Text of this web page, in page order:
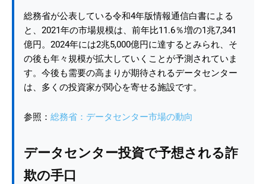
総務省が公表している令和4年版情報通信白書による
と、2021年の市場規模は、前年比11.6％増の1兆7,341
億円。2024年には2兆5,000億円に達するとみられ、そ
の後も年々規模が拡大していくことが予測されていま
す。今後も需要の高まりが期待されるデータセンター
は、多くの投資家が関心を寄せる施設です。
参照： 総務省：データセンター市場の動向
データセンター投資で予想される詐
欺の手口